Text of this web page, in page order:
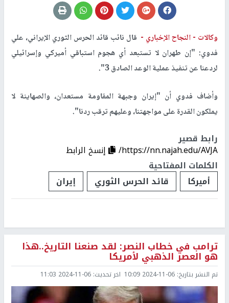
وكالات -النجاح الإخباري - قال نائب قائد الحرس الثوري الإيراني، علي
فدوي: "إن طهران لا تستبعد أي هجوم استباقي أميركي وإسرائيلي
لردعنا عن تنفيذ عملية الوعد الصادق 3".
وأضاف فدوي أن "إيران وجبهة المقاومة مستعدان، والصهاينة لا
يملكون القدرة على مواجهتنا، وعليهم ترقب ردنا".
رابط قصير
https://nn.najah.edu/AVJA/
إنسخ الرابط
الكلمات المفتاحية
أميركا
قائد الحرس الثوري إيران
ترامب في خطاب النصر: لقد صنعنا التاريخ..هذا
هو العصر الذهبي لأمريكا
تم النشر بتاريخ: 2024-11-06 10:09 اخر تحديث: 2024-11-06 11:03